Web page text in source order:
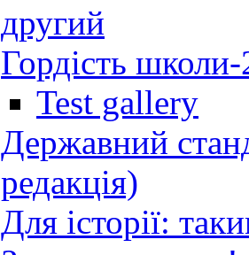
другий
Гордість
Test gallery
Державний
редакція)
Для історії: